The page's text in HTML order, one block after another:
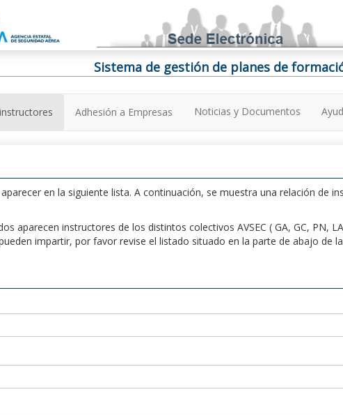
Sistema de gestión de planes de
Adhesión a Empresas Noticias y Documentos
en la siguiente lista. A continuación, se muestra una relación de
aparecen instructores de los distintos colectivos AVSEC ( GA, GC, PN,
impartir, por favor revise el listado situado en la parte de abajo de